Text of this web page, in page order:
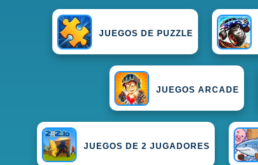
JUEGOS DE PUZZLE
JUEGOS ARCADE
JUEGOS DE 2 JUGADORES